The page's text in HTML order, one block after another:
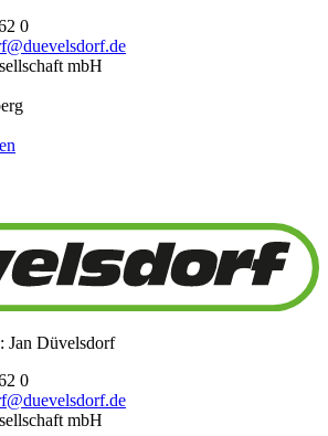
0
mbH
: Jan Düvelsdorf
0
mbH